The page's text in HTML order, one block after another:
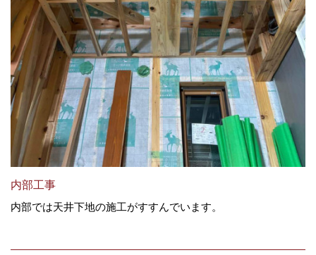
内部工事
内部では天井下地の施工がすすんでいます。